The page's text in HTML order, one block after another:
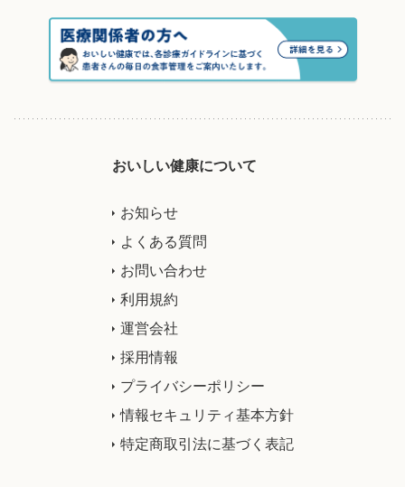
おいしい健康について
お知らせ
よくある質問
お問い合わせ
利用規約
運営会社
採用情報
プライバシーポリシー
情報セキュリティ基本方針
特定商取引法に基づく表記